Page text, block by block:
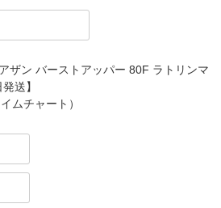
ザン バーストアッパー 80F ラトリンマ
送】
ムチャート）